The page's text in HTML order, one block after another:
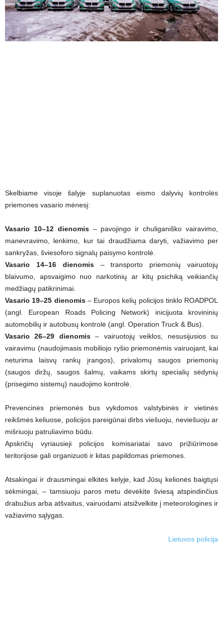
Skelbiame visoje šalyje suplanuotas eismo dalyvių kontrolės
priemones vasario mėnesį:
Vasario 10–12 dienomis – pavojingo ir chuliganiško vairavimo,
manevravimo, lenkimo, kur tai draudžiama daryti, važiavimo per
sankryžas, šviesoforo signalų paisymo kontrolė.
Vasario 14–16 dienomis – transporto priemonių vairuotojų
blaivumo, apsvaigimo nuo narkotinių ar kitų psichiką veikiančių
medžiagų patikrinimai.
Vasario 19–25 dienomis – Europos kelių policijos tinklo ROADPOL
(angl. European Roads Policing Network) inicijuota krovininių
automobilių ir autobusų kontrolė (angl. Operation Truck & Bus).
Vasario 26–29 dienomis– vairuotojų veiklos, nesusijusios su
vairavimu (naudojimasis mobiliojo ryšio priemonėmis vairuojant, kai
neturima laisvų rankų įrangos), privalomų saugos priemonių
(saugos diržų, saugos šalmų, vaikams skirtų specialių sėdynių
(prisegimo sistemų) naudojimo kontrolė.
Prevencinės priemonės bus vykdomos valstybinės ir vietinės
reikšmės keliuose, policijos pareigūnai dirbs viešuoju, neviešuoju ar
mišriuoju patruliavimo būdu.
Apskričių vyriausieji policijos komisariatai savo prižiūrimose
teritorijose gali organizuoti ir kitas papildomas priemones.
Atsakingai ir drausmingai elkitės kelyje, kad Jūsų kelionės baigtųsi
sėkmingai, – tamsiuoju paros metu dėvėkite šviesą atspindinčius
drabužius arba atšvaitus, vairuodami atsižvelkite į meteorologines ir
važiavimo sąlygas.
Lietuvos policija